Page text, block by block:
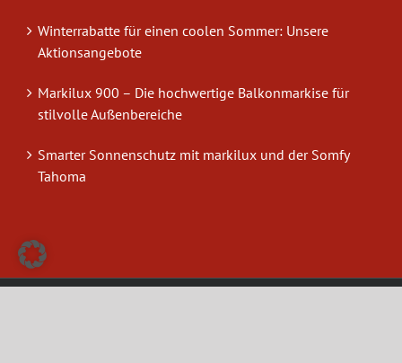
Winterrabatte für einen coolen Sommer: Unsere
Aktionsangebote
Markilux 900 – Die hochwertige Balkonmarkise für
stilvolle Außenbereiche
Smarter Sonnenschutz mit markilux und der Somfy
Tahoma